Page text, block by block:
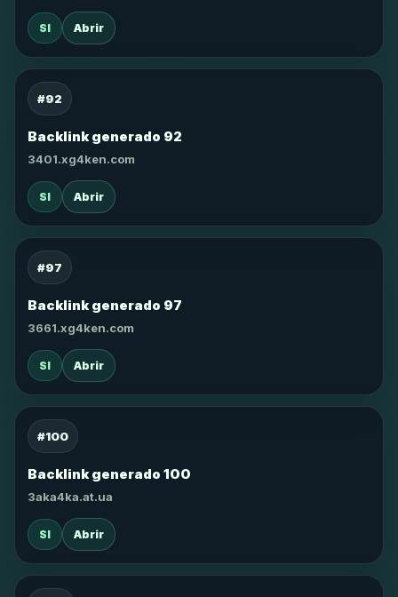
SI Abrir
#92
Backlink generado 92
3401.xg4ken.com
SI Abrir
#97
Backlink generado 97
3661.xg4ken.com
SI Abrir
#100
Backlink generado 100
3aka4ka.at.ua
SI Abrir